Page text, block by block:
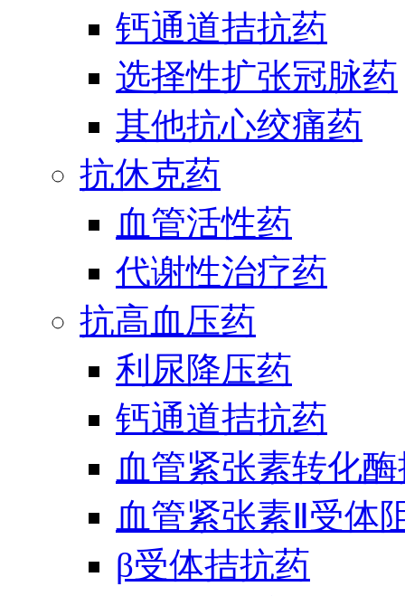
钙通道拮抗药
选择性扩张冠脉药
其他抗心绞痛药
抗休克药
血管活性药
代谢性治疗药
抗高血压药
利尿降压药
钙通道拮抗药
血管紧张素转化
血管紧张素Ⅱ受体
β受体拮抗药